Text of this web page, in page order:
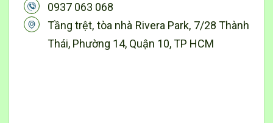
0937 063 068
Tầng trệt, tòa nhà Rivera Park, 7/28 Thành
Thái, Phường 14, Quận 10, TP HCM